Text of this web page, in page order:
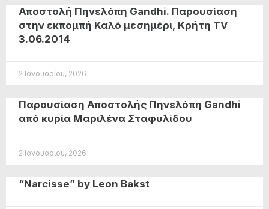
Αποστολή Πηνελόπη Gandhi. Παρουσίαση
στην εκπομπή Καλό μεσημέρι, Κρήτη TV
3.06.2014
2 Ιανουαρίου, 2026
Παρουσίαση Αποστολής Πηνελόπη Gandhi
από κυρία Μαριλένα Σταφυλίδου
2 Ιανουαρίου, 2026
“Narcisse” by Leon Bakst